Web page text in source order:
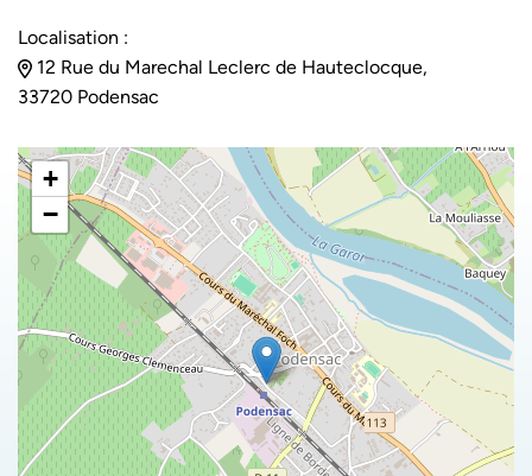
Localisation :
12 Rue du Marechal Leclerc de Hauteclocque,
33720 Podensac
+
−